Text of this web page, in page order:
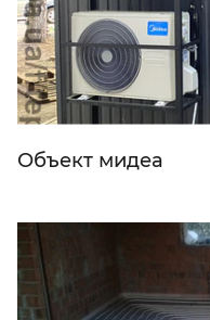
Объект мидеа